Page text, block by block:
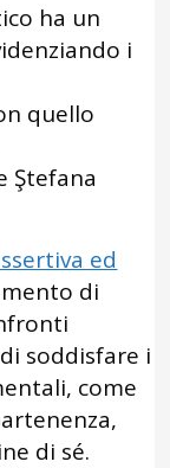
ha un
i
quello
Ştefana
ed
di
soddisfare i
come
di sé.